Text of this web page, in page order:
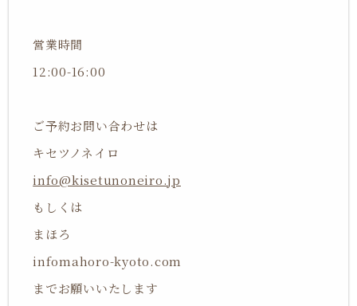
営業時間
12:00-16:00
ご予約お問い合わせは
キセツノネイロ
info@kisetunoneiro.jp
もしくは
まほろ
infomahoro-kyoto.com
までお願いいたします